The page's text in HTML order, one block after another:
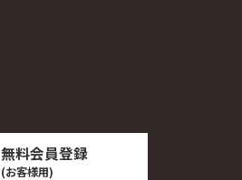
無料会員登録
(お客様用)